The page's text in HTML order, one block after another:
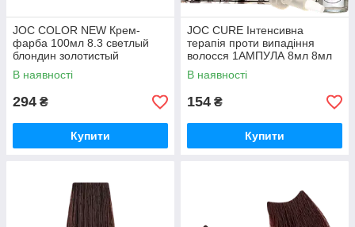
JOC COLOR NEW Крем-
фарба 100мл 8.3 светлый
блондин золотистый
В наявності
294 ₴
Купити
JOC CURE Інтенсивна
терапія проти випадіння
волосся 1АМПУЛА 8мл 8мл
В наявності
154 ₴
Купити